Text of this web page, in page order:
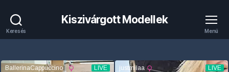
Keresés
Kiszivárgott Modellek
Menü